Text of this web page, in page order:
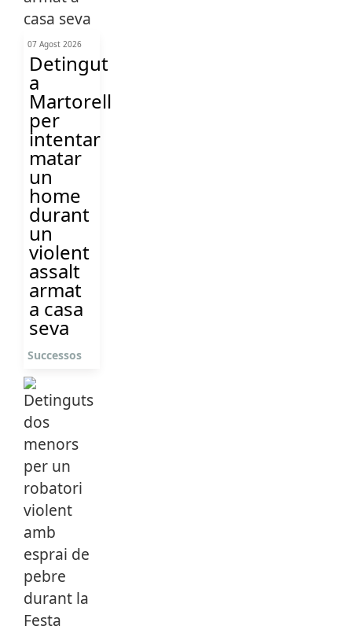
07 Agost 2026
Detingut
a
Martorell
per
intentar
matar
un
home
durant
un
violent
assalt
armat
a casa
seva
Successos